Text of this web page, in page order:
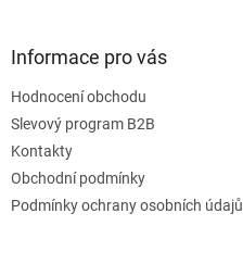
Informace pro vás
Hodnocení obchodu
Slevový program B2B
Kontakty
Obchodní podmínky
Podmínky ochrany osobních údajů